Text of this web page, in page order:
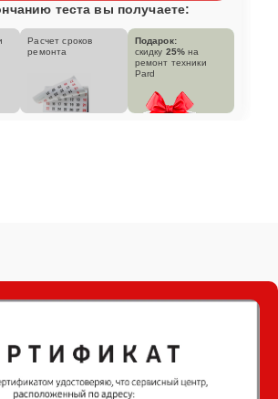
теста вы получаете:
Расчет сроков
ремонта
Подарок:
скидку 25% на
ремонт техники
Pard